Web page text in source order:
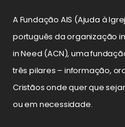
A Fundação AIS (Ajuda à
português da organização
in Need (ACN), uma
três pilares – informação,
Cristãos onde quer que
ou em necessidade.